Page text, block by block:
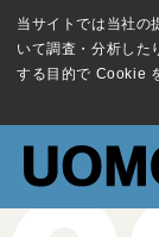
当サイトでは当社の
いて調査・分析した
する目的で Cookie